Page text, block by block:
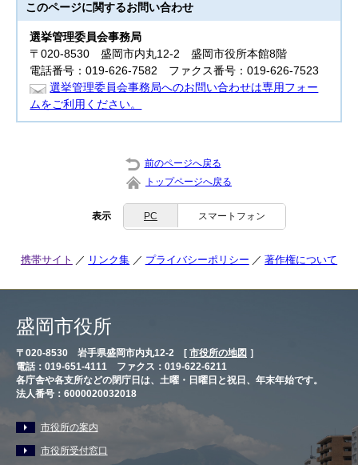
このページに関するお問い合わせ
選挙管理委員会事務局
〒020-8530 盛岡市内丸12-2 盛岡市役所本館8階
電話番号：019-626-7582 ファクス番号：019-626-7523
選挙管理委員会事務局へのお問い合わせは専用フォー
ムをご利用ください。
前のページへ戻る
トップページへ戻る
表示 PC スマートフォン
携帯サイト リンク集 プライバシーポリシー 著作権について
盛岡市役所
〒020-8530 岩手県盛岡市内丸12-2 [ 市役所の地図 ］
電話：019-651-4111 ファクス：019-622-6211
各庁舎や各支所などの閉庁日は、土曜・日曜日と祝日、年末年始です。
法人番号：6000020032018
市役所の案内
市役所受付窓口